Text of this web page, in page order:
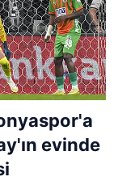
evinde